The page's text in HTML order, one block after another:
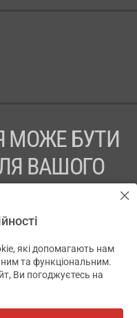
МОЖЕ БУТИ
ВАШОГО
ПРОКОНСУЛЬТУЙТЕСЬ
43631965.
які допомагають нам
та функціональним.
Ви погоджуєтесь на
✕